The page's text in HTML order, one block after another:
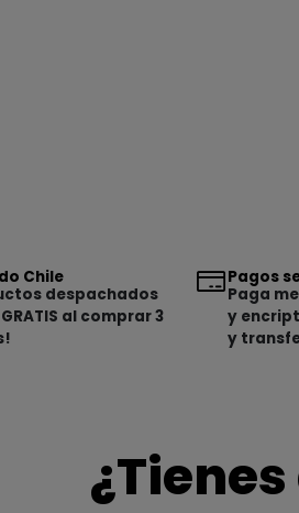
Chile
despachados
al comprar 3
Pagos
Paga
y
y